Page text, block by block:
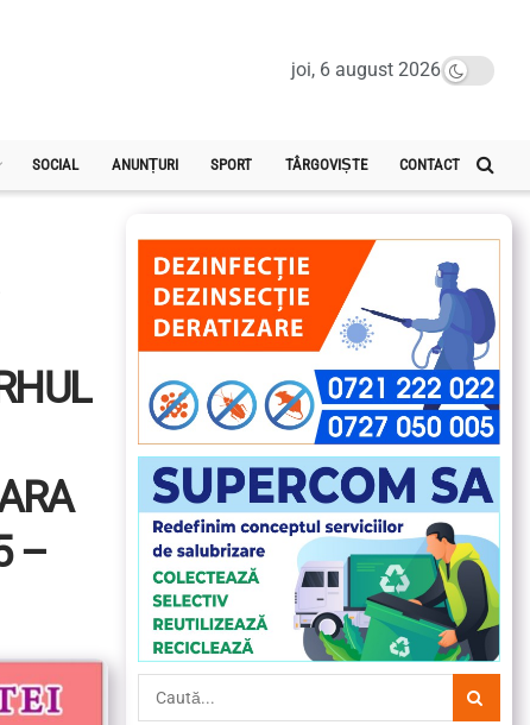
joi, 6 august 2026
SOCIAL ANUNȚURI SPORT TÂRGOVIȘTE CONTACT
–